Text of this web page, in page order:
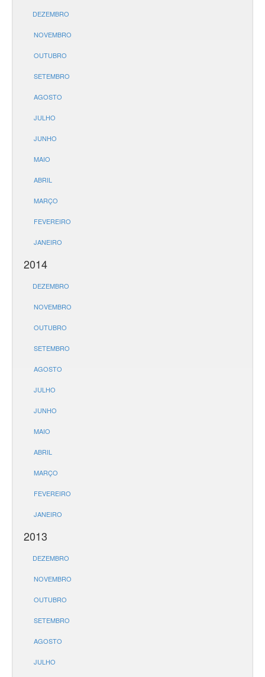
DEZEMBRO
NOVEMBRO
OUTUBRO
SETEMBRO
AGOSTO
JULHO
JUNHO
MAIO
ABRIL
MARÇO
FEVEREIRO
JANEIRO
2014
DEZEMBRO
NOVEMBRO
OUTUBRO
SETEMBRO
AGOSTO
JULHO
JUNHO
MAIO
ABRIL
MARÇO
FEVEREIRO
JANEIRO
2013
DEZEMBRO
NOVEMBRO
OUTUBRO
SETEMBRO
AGOSTO
JULHO